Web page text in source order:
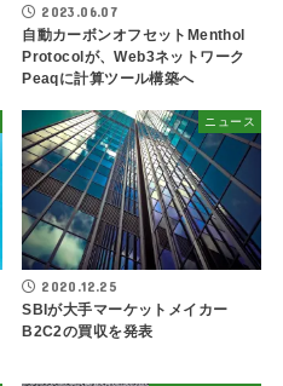
2023.06.07
自動カーボンオフセットMenthol
Protocolが、Web3ネットワーク
Peaqに計算ツール構築へ
ニュース
2020.12.25
SBIが大手マーケットメイカー
B2C2の買収を発表